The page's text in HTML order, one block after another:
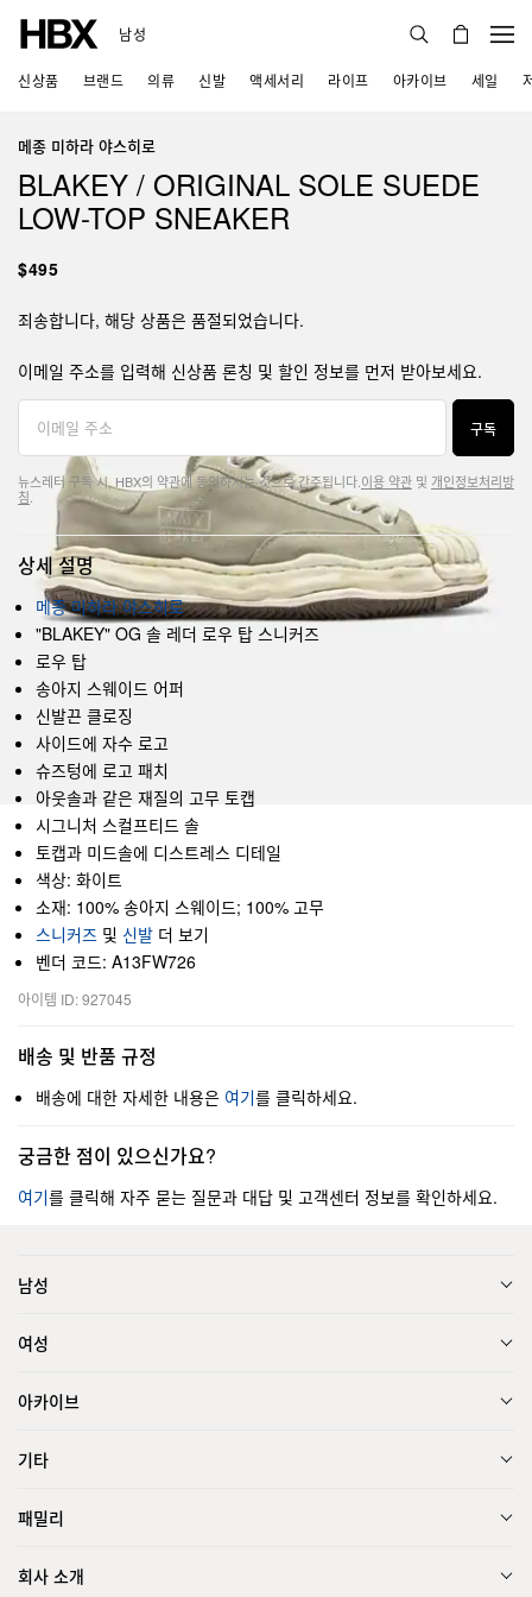
남성
신상품 브랜드 의류 신발 액세서리 라이프 아카이브 세일
메종 미하라 야스히로
BLAKEY / ORIGINAL SOLE SUEDE
LOW-TOP SNEAKER
$495
죄송합니다, 해당 상품은 품절되었습니다.
이메일 주소를 입력해 신상품 론칭 및 할인 정보를 먼저 받아보세요.
구독
뉴스레터 구독 시, HBX의 약관에 동의하시는 것으로 간주됩니다. 이용 약관 및 개인정보처리방
침
상세 설명
메종 미하라 야스히로
"BLAKEY" OG 솔 레더 로우 탑 스니커즈
로우 탑
송아지 스웨이드 어퍼
신발끈 클로징
사이드에 자수 로고
슈즈텅에 로고 패치
아웃솔과 같은 재질의 고무 토캡
시그니처 스컬프티드 솔
토캡과 미드솔에 디스트레스 디테일
색상: 화이트
소재: 100% 송아지 스웨이드; 100% 고무
스니커즈 및 신발 더 보기
벤더 코드: A13FW726
아이템 ID: 927045
배송 및 반품 규정
배송에 대한 자세한 내용은 여기를 클릭하세요.
궁금한 점이 있으신가요?
여기를 클릭해 자주 묻는 질문과 대답 및 고객센터 정보를 확인하세요.
남성
여성
아카이브
기타
패밀리
회사 소개